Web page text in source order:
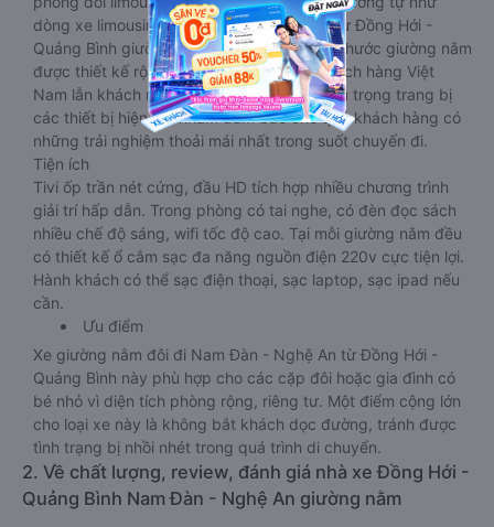
dòng xe limousine đi Nam Đàn - Nghệ An từ Đồng Hới -
Quảng Bình giường phòng. Tuy nhiên kích thước giường nằm
được thiết kế rộng hơn, phù hợp với cả khách hàng Việt
Nam lẫn khách nước ngoài. Nhà xe vẫn chú trọng trang bị
các thiết bị hiện đại nhằm đảm bảo cho quý khách hàng có
những trải nghiệm thoải mái nhất trong suốt chuyến đi.
Tiện ích
Tivi ốp trần nét cứng, đầu HD tích hợp nhiều chương trình
giải trí hấp dẫn. Trong phòng có tai nghe, có đèn đọc sách
nhiều chế độ sáng, wifi tốc độ cao. Tại mỗi giường nằm đều
có thiết kế ổ cắm sạc đa năng nguồn điện 220v cực tiện lợi.
Hành khách có thể sạc điện thoại, sạc laptop, sạc ipad nếu
cần.
Ưu điểm
Xe giường nằm đôi đi Nam Đàn - Nghệ An từ Đồng Hới -
Quảng Bình này phù hợp cho các cặp đôi hoặc gia đình có
bé nhỏ vì diện tích phòng rộng, riêng tư. Một điểm cộng lớn
cho loại xe này là không bắt khách dọc đường, tránh được
tình trạng bị nhồi nhét trong quá trình di chuyển.
2. Về chất lượng, review, đánh giá nhà xe Đồng Hới -
Quảng Bình Nam Đàn - Nghệ An giường nằm